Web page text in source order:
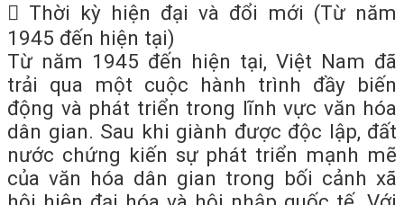
 Thời kỳ hiện đại và đổi mới (Từ năm
1945 đến hiện tại)
Từ năm 1945 đến hiện tại, Việt Nam đã
trải qua một cuộc hành trình đầy biến
động và phát triển trong lĩnh vực văn hóa
dân gian. Sau khi giành được độc lập, đất
nước chứng kiến sự phát triển mạnh mẽ
của văn hóa dân gian trong bối cảnh xã